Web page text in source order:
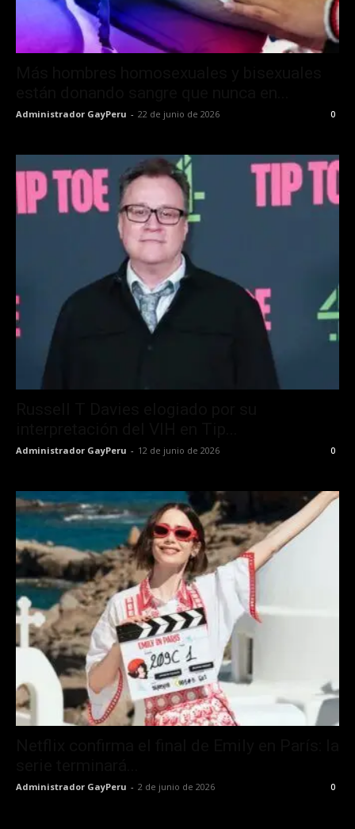
Administrador GayPeru - 22 de junio de 2026 0
Administrador GayPeru - 12 de junio de 2026 0
Administrador GayPeru - 2 de junio de 2026 0